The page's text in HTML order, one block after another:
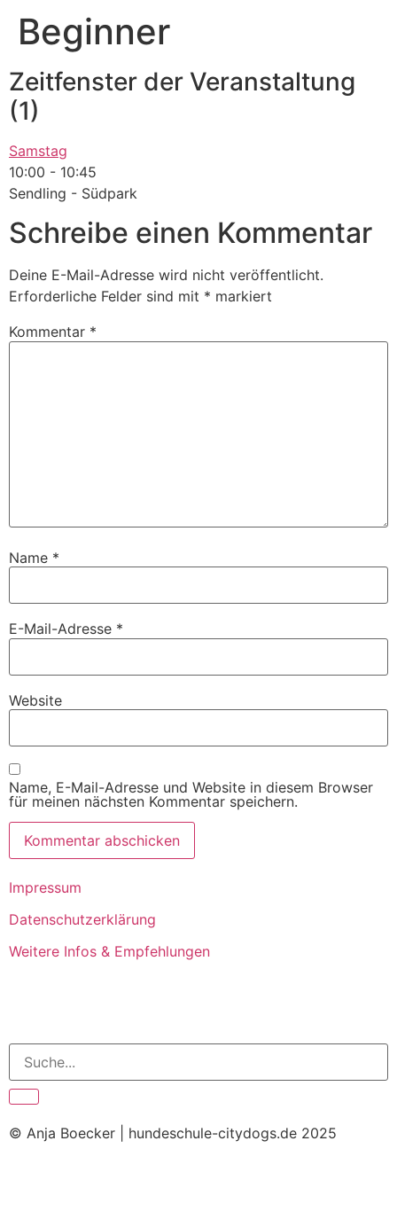
Beginner
Zeitfenster der Veranstaltung
(1)
Samstag
10:00 - 10:45
Sendling - Südpark
Schreibe einen Kommentar
Deine E-Mail-Adresse wird nicht veröffentlicht.
Erforderliche Felder sind mit * markiert
Kommentar *
Name *
E-Mail-Adresse *
Website
Name, E-Mail-Adresse und Website in diesem Browser
für meinen nächsten Kommentar speichern.
Impressum
Datenschutzerklärung
Weitere Infos & Empfehlungen
© Anja Boecker | hundeschule-citydogs.de 2025